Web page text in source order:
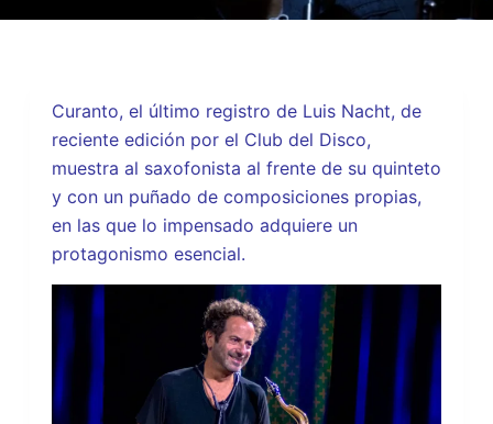
Curanto, el último registro de Luis Nacht, de
reciente edición por el Club del Disco,
muestra al saxofonista al frente de su quinteto
y con un puñado de composiciones propias,
en las que lo impensado adquiere un
protagonismo esencial.